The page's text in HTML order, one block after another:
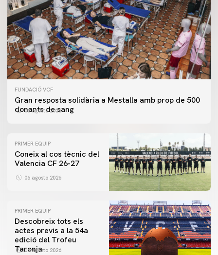
FUNDACIÓ VCF
Gran resposta solidària a Mestalla amb prop de 500
donants de sang
06 agosto 2026
PRIMER EQUIP
Coneix al cos tècnic del
Valencia CF 26-27
06 agosto 2026
PRIMER EQUIP
Descobreix tots els
actes previs a la 54a
edició del Trofeu
Taronja
06 agosto 2026